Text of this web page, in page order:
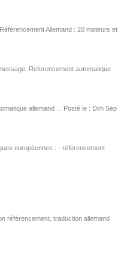
Allemand : 20 moteurs et
Referencement automatique
allemand ... Posté le : Dim Sep
européennes : - référencement
référencement. traduction allemand